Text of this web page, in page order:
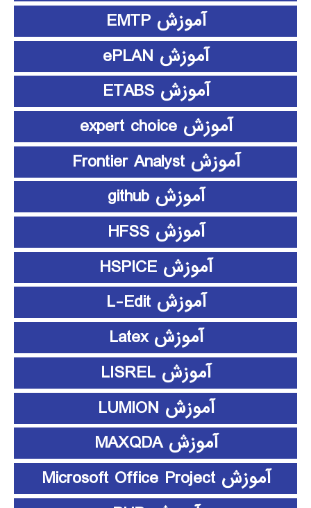
آموزش EMTP
آموزش ePLAN
آموزش ETABS
آموزش expert choice
آموزش Frontier Analyst
آموزش github
آموزش HFSS
آموزش HSPICE
آموزش L-Edit
آموزش Latex
آموزش LISREL
آموزش LUMION
آموزش MAXQDA
آموزش Microsoft Office Project